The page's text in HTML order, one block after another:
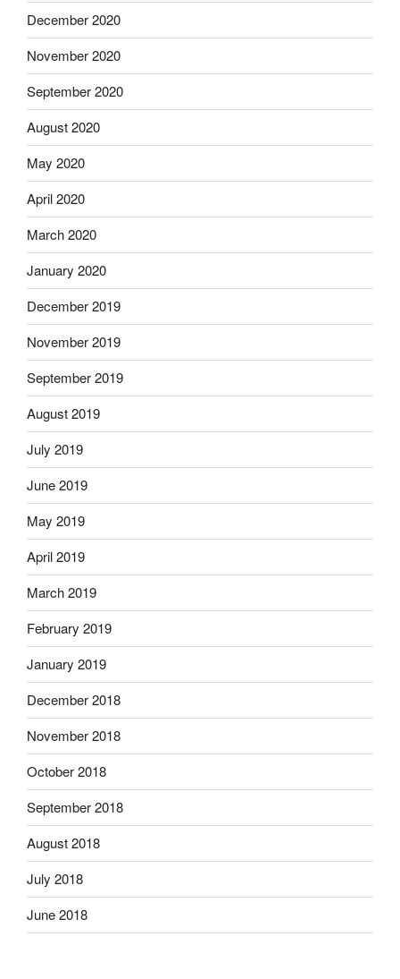
December 2020
November 2020
September 2020
August 2020
May 2020
April 2020
March 2020
January 2020
December 2019
November 2019
September 2019
August 2019
July 2019
June 2019
May 2019
April 2019
March 2019
February 2019
January 2019
December 2018
November 2018
October 2018
September 2018
August 2018
July 2018
June 2018